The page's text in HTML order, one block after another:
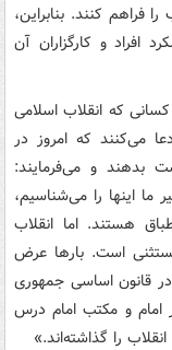
فراهم کنند. بنابراین،
افراد و کارگزاران آن
که انقلاب اسلامی
می‌کنند که امروز در
بدهند و می‌فرمایند:
که در تاریخ ۲۰۰ سال اخیر ما اینها را می‌شناسیم‌،
هستند. اما انقلاب
است. بارها عرض
قانون اساسی جمهوری
امام و مکتب امام درس
را گذاشته‌اند.»